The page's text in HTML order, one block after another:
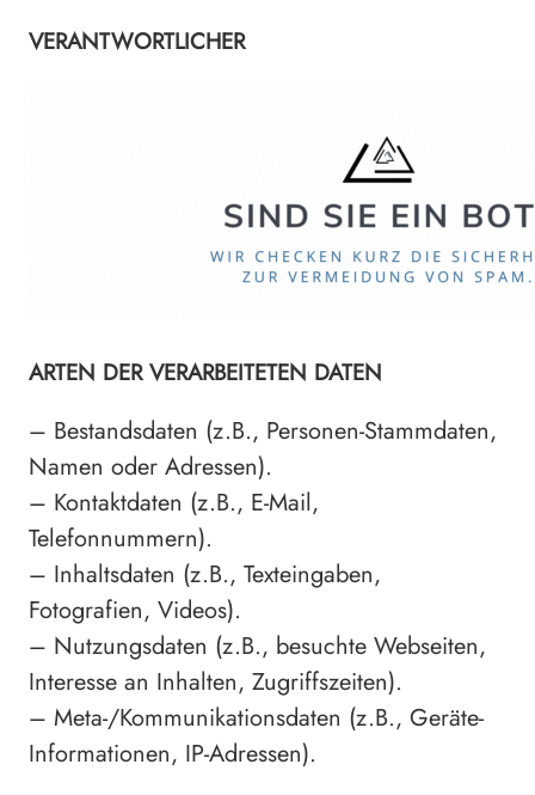
VERANTWORTLICHER
ARTEN DER VERARBEITETEN DATEN
– Bestandsdaten (z.B., Personen-Stammdaten,
Namen oder Adressen).
– Kontaktdaten (z.B., E-Mail,
Telefonnummern).
– Inhaltsdaten (z.B., Texteingaben,
Fotografien, Videos).
– Nutzungsdaten (z.B., besuchte Webseiten,
Interesse an Inhalten, Zugriffszeiten).
– Meta-/Kommunikationsdaten (z.B., Geräte-
Informationen, IP-Adressen).